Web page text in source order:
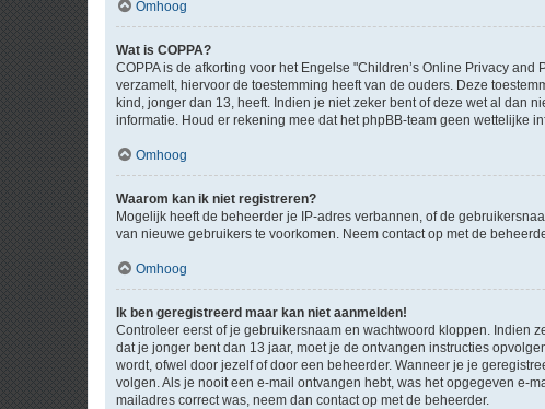
Omhoog
Wat is COPPA?
COPPA is de afkorting voor het Engelse "Children’s Online Privacy
verzamelt, hiervoor de toestemming heeft van de ouders. Deze
kind, jonger dan 13, heeft. Indien je niet zeker bent of deze wet al dan
informatie. Houd er rekening mee dat het phpBB-team geen wettelijke
Omhoog
Waarom kan ik niet registreren?
Mogelijk heeft de beheerder je IP-adres verbannen, of de
van nieuwe gebruikers te voorkomen. Neem contact op met de
Omhoog
Ik ben geregistreerd maar kan niet aanmelden!
Controleer eerst of je gebruikersnaam en wachtwoord kloppen. Indien
dat je jonger bent dan 13 jaar, moet je de ontvangen instructies
wordt, ofwel door jezelf of door een beheerder. Wanneer je je
volgen. Als je nooit een e-mail ontvangen hebt, was het opgegeven e-
mailadres correct was, neem dan contact op met de beheerder.